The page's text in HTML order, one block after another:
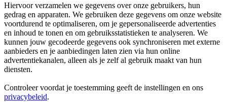
Hiervoor verzamelen we gegevens over onze gebruikers, hun
gedrag en apparaten. We gebruiken deze gegevens om onze website
voortdurend te optimaliseren, om je gepersonaliseerde advertenties
en inhoud te tonen en om gebruiksstatistieken te analyseren. We
kunnen jouw gecodeerde gegevens ook synchroniseren met externe
aanbieders en je aanbiedingen laten zien via hun online
advertentiekanalen, alleen als je zelf al gebruik maakt van hun
diensten.
Controleer voordat je toestemming geeft de instellingen en ons
privacybeleid.